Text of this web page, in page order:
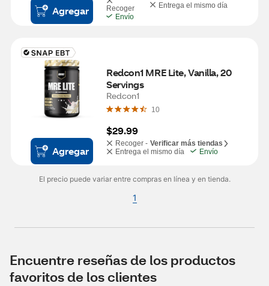
Agregar Recoger
Entrega el mismo día
Envío
Agregar
Redcon1 MRE Lite, Vanilla, 20
Servings
Redcon1
10
$29.99
Recoger - Verificar más tiendas
Entrega el mismo día
Envío
El precio puede variar entre compras en línea y en tienda.
1
Encuentre reseñas de los productos
favoritos de los clientes